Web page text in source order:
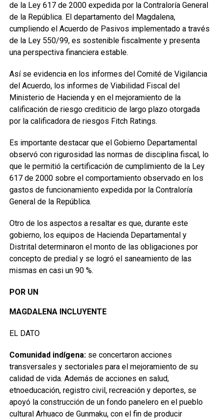
de la Ley 617 de 2000 expedida por la Contraloría General
de la República. El departamento del Magdalena,
cumpliendo el Acuerdo de Pasivos implementado a través
de la Ley 550/99, es sostenible fiscalmente y presenta
una perspectiva financiera estable.
Así se evidencia en los informes del Comité de Vigilancia
del Acuerdo, los informes de Viabilidad Fiscal del
Ministerio de Hacienda y en el mejoramiento de la
calificación de riesgo crediticio de largo plazo otorgada
por la calificadora de riesgos Fitch Ratings.
Es importante destacar que el Gobierno Departamental
observó con rigurosidad las normas de disciplina fiscal, lo
que le permitió la certificación de cumplimiento de la Ley
617 de 2000 sobre el comportamiento observado en los
gastos de funcionamiento expedida por la Contraloría
General de la República.
Otro de los aspectos a resaltar es que, durante este
gobierno, los equipos de Hacienda Departamental y
Distrital determinaron el monto de las obligaciones por
concepto de predial y se logró el saneamiento de las
mismas en casi un 90 %.
POR UN
MAGDALENA INCLUYENTE
EL DATO
Comunidad indígena: se concertaron acciones
transversales y sectoriales para el mejoramiento de su
calidad de vida. Además de acciones en salud,
etnoeducación, registro civil, recreación y deportes, se
apoyó la construcción de un fondo panelero en el pueblo
cultural Arhuaco de Gunmaku, con el fin de producir